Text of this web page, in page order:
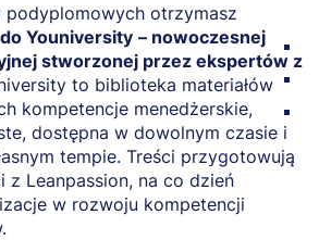
podyplomowych otrzymasz
Youniversity – nowoczesnej
stworzonej przez ekspertów z
to biblioteka materiałów
kompetencje menedżerskie,
dostępna w dowolnym czasie i
tempie. Treści przygotowują
z Leanpassion, na co dzień
w rozwoju kompetencji